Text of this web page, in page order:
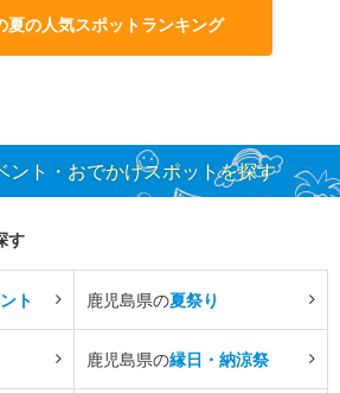
夏の人気スポットランキング
ント・おでかけスポットを探す
す
ト 鹿児島県の夏祭り
鹿児島県の縁日・納涼祭